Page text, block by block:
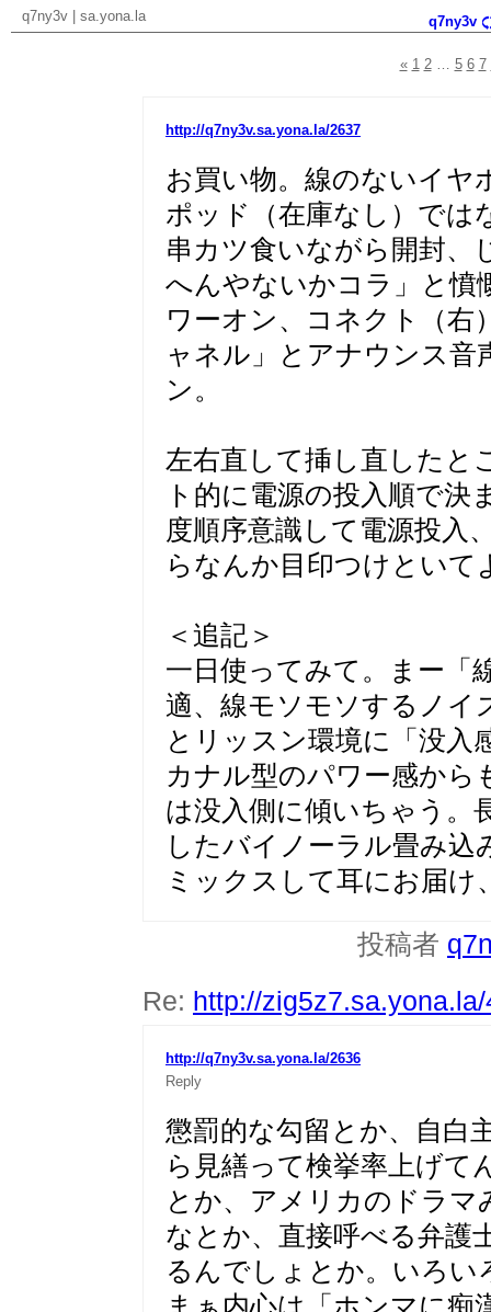
q7ny3v sa.yona.la q7ny3v
« 1 2 … 5 6 7
http://q7ny3v.sa.yona.la/2637
お買い物。線のないイヤ
ポッド（在庫なし）では
串カツ食いながら開封、
へんやないかコラ」と憤
ワーオン、コネクト（右
ャネル」とアナウンス音
ン。
左右直して挿し直したと
ト的に電源の投入順で
度順序意識して電源投入
らなんか目印つけといて
＜追記＞
一日使ってみて。まー「
適、線モソモソするノイ
とリッスン環境に「没入
カナル型のパワー感から
は没入側に傾いちゃう。
したバイノーラル畳み込
ミックスして耳にお届
投稿者
Re: http://
http://q7ny3v.sa.yona.la/2636
Reply
懲罰的な勾留とか、自白
ら見繕って検挙率上げて
とか、アメリカのドラ
なとか、直接呼べる弁護
るんでしょとか。いろい
まぁ内心は「ホンマに